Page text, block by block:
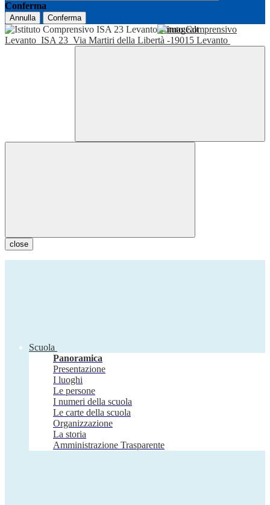
Conferma
Annulla Conferma
Istituto Comprensivo
Levanto ISA 23 Via Martiri della Libertà -19015 Levanto
close
Scuola
Panoramica
Presentazione
I luoghi
Le persone
I numeri della scuola
Le carte della scuola
Organizzazione
La storia
Amministrazione Trasparente